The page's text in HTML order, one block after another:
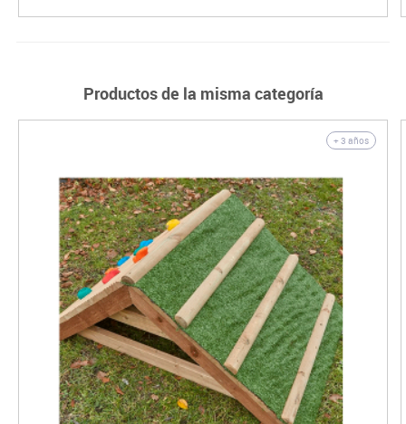
Productos de la misma categoría
+ 3 años